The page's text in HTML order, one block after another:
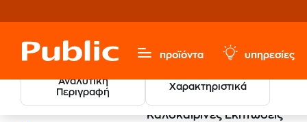
προϊόντα υπηρεσίες
Αναλυτική
Περιγραφή
Χαρακτηριστικά
Καλοκαιρινές Εκπτώσεις